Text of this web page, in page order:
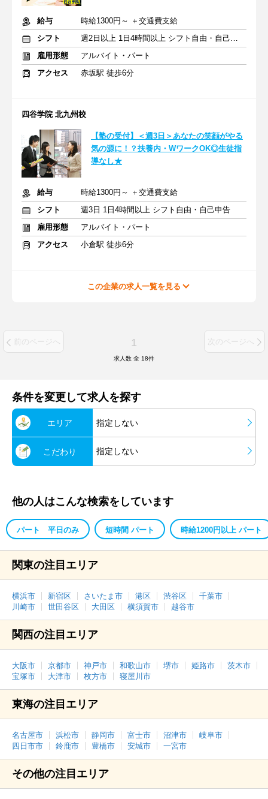
給与
時給1300円～ ＋交通費支給
シフト
週2日以上 1日4時間以上 シフト自由・自己申告
雇用形態
アルバイト・パート
アクセス
赤坂駅 徒歩6分
四谷学院 北九州校
【塾の受付】＜週3日＞あなたの笑顔がやる
気の源に！？扶養内・WワークOK◎生徒指
導なし★
給与
時給1300円～ ＋交通費支給
シフト
週3日 1日4時間以上 シフト自由・自己申告
雇用形態
アルバイト・パート
アクセス
小倉駅 徒歩6分
この企業の求人一覧を見る
前のページへ 1 次のページへ
求人数 全 18件
条件を変更して求人を探す
エリア 指定しない
こだわり 指定しない
他の人はこんな検索をしています
パート 平日のみ 短時間 パート 時給1200円以上 パート
関東の注目エリア
横浜市 新宿区 さいたま市 港区 渋谷区
千葉市
川崎市
世田谷区 大田区 横須賀市 越谷市
関西の注目エリア
大阪市 京都市 神戸市 和歌山市 堺市 姫路市
茨木市
宝塚市
大津市 枚方市 寝屋川市
東海の注目エリア
名古屋市 浜松市 静岡市 富士市 沼津市
岐阜市
四日市市
鈴鹿市 豊橋市 安城市 一宮市
その他の注目エリア